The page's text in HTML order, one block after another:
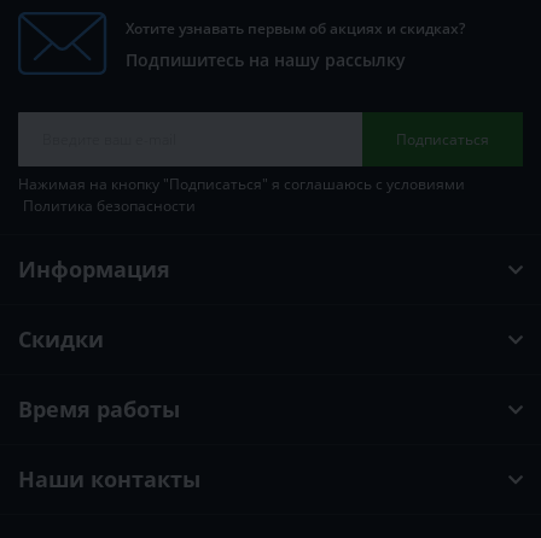
Хотите узнавать первым об акциях и скидках?
Подпишитесь на нашу рассылку
Подписаться
Нажимая на кнопку "Подписаться" я соглашаюсь с условиями
Политика безопасности
Информация
Скидки
Время работы
Наши контакты